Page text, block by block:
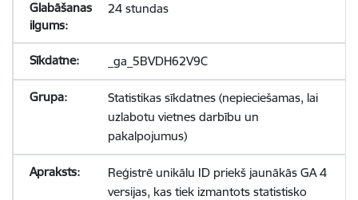
24 stundas
_ga_5BVDH62V9C
Statistikas sīkdatnes (nepieciešamas, lai
uzlabotu vietnes darbību un
pakalpojumus)
Reģistrē unikālu ID priekš jaunākās GA 4
versijas, kas tiek izmantots statistisko